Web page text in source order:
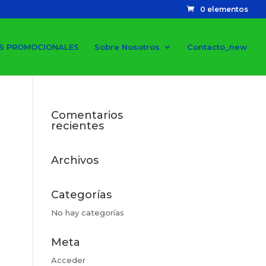
0 elementos
PROMOCIONALES Sobre Nosotros Contacto_new
Comentarios
recientes
Archivos
Categorías
No hay categorías
Meta
Acceder